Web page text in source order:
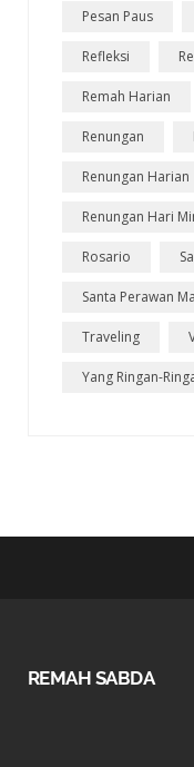
Pesan Paus
Refleksi
Remah Harian
Renungan
Renungan Harian
Renungan Hari
Rosario
Santa Perawan
Traveling
Yang Ringan-
REMAH SABDA